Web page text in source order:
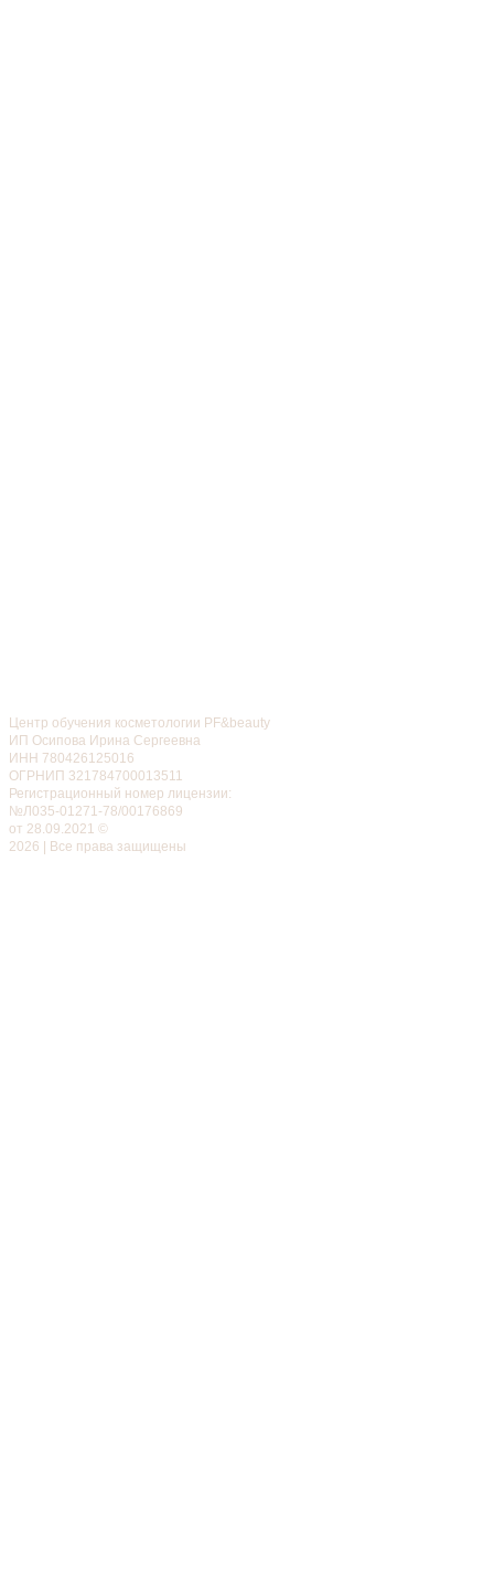
Центр обучения косметологии PF&beauty
ИП Осипова Ирина Сергеевна
ИНН 780426125016
ОГРНИП 321784700013511
Регистрационный номер лицензии:
№Л035-01271-78/00176869
от 28.09.2021 ©
2026 | Все права защищены